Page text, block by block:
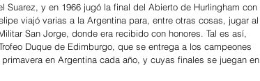
Suarez, y en 1966 jugó la final del Abierto de Hurlingham con
viajó varias a la Argentina para, entre otras cosas, jugar al
San Jorge, donde era recibido con honores. Tal es así,
Duque de Edimburgo, que se entrega a los campeones
en Argentina cada año, y cuyas finales se juegan en